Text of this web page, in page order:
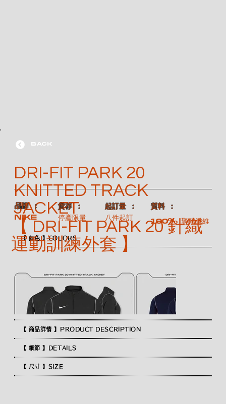
【 顏色 】COLORS
【 商品詳情 】PRODUCT DESCRIPTION
【 細節 】DETAILS
【 尺寸 】SIZE
BACK
DRI-FIT PARK 20
KNITTED TRACK
JACKET
【 DRI-FIT PARK 20 針織
運動訓練外套 】
​品牌 ：
NIKE
​貨存 ：
停產限量
​起訂量 ：
八件起訂
​質料 ：
100% 聚酯纖維